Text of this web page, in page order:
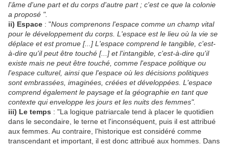
l'âme d'une part et du corps d'autre part ; c'est ce que la colonie
a proposé ".
ii) Espace : "Nous comprenons l'espace comme un champ vital
pour le développement du corps. L'espace est le lieu où la vie se
déplace et est promue [...] L'espace comprend le tangible, c'est-
à-dire qu'il peut être touché [...] et l'intangible, c'est-à-dire qu'il
existe mais ne peut être touché, comme l'espace politique ou
l'espace culturel, ainsi que l'espace où les décisions politiques
sont embrassées, imaginées, créées et développées. L'espace
comprend également le paysage et la géographie en tant que
contexte qui enveloppe les jours et les nuits des femmes".
iii) Le temps : "La logique patriarcale tend à placer le quotidien
dans le secondaire, le terne et l'inconséquent, puis il est attribué
aux femmes. Au contraire, l'historique est considéré comme
transcendant et important, il est donc attribué aux hommes. Dans